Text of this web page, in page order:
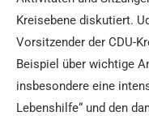
Kreisebene diskutiert.
Vorsitzender der CDU-
Beispiel über wichtige
insbesondere eine
Lebenshilfe“ und den